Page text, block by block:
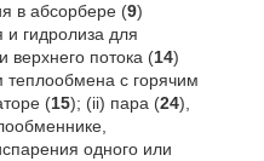
в абсорбере (9)
и гидролиза для
верхнего потока (14)
теплообмена с горячим
(15); (ii) пара (24),
одного или